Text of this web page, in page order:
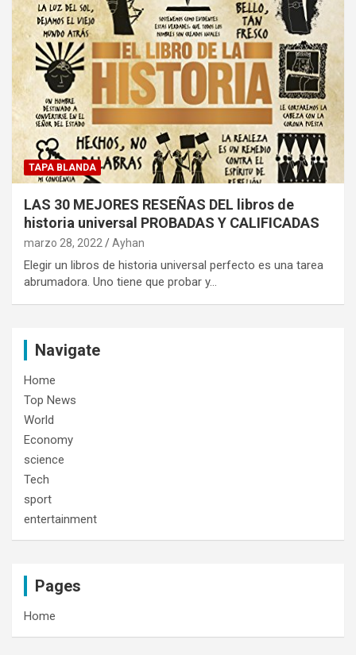
TAPA BLANDA
LAS 30 MEJORES RESEÑAS DEL libros de
historia universal PROBADAS Y CALIFICADAS
marzo 28, 2022 Ayhan
Elegir un libros de historia universal perfecto es una tarea
abrumadora. Uno tiene que probar y…
Navigate
Home
Top News
World
Economy
science
Tech
sport
entertainment
Pages
Home